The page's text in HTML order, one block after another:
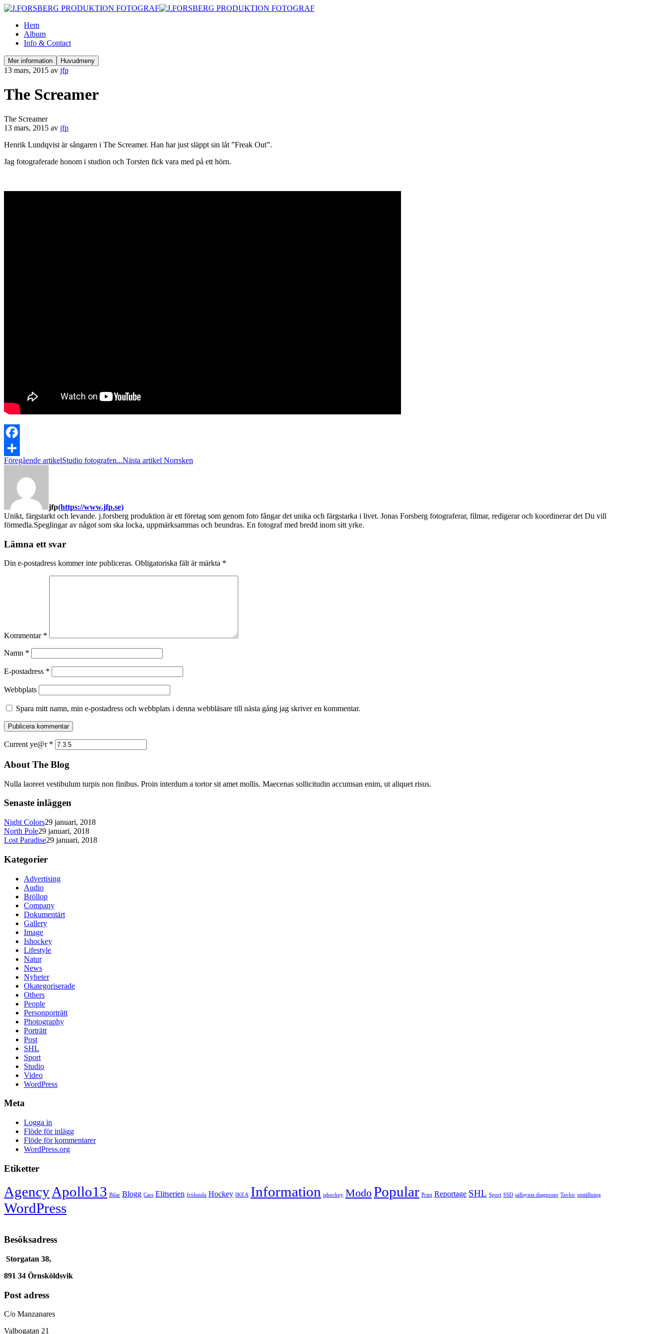
Hem
Album
Info & Contact
Mer information Huvudmeny
13 mars, 2015 av jfp
The Screamer
The Screamer
13 mars, 2015 av jfp
Henrik Lundqvist är sångaren i The Screamer. Han har just släppt sin låt ”Freak Out”.
Jag fotograferade honom i studion och Torsten fick vara med på ett hörn.
Facebook
Dela
Föregående artikelStudio fotografen...Nästa artikel Norrsken
jfp(https://www.jfp.se)
Unikt, färgstarkt och levande. j.forsberg produktion är ett företag som genom foto fångar det unika och färgstarka i livet. Jonas Forsberg fotograferar, filmar, redigerar och koordinerar det Du vill
förmedla.Speglingar av något som ska locka, uppmärksammas och beundras. En fotograf med bredd inom sitt yrke.
Lämna ett svar
Din e-postadress kommer inte publiceras. Obligatoriska fält är märkta *
Kommentar *
Namn *
E-postadress *
Webbplats
Spara mitt namn, min e-postadress och webbplats i denna webbläsare till nästa gång jag skriver en kommentar.
Current ye@r *
About The Blog
Nulla laoreet vestibulum turpis non finibus. Proin interdum a tortor sit amet mollis. Maecenas sollicitudin accumsan enim, ut aliquet risus.
Senaste inläggen
Night Colors29 januari, 2018
North Pole29 januari, 2018
Lost Paradise29 januari, 2018
Kategorier
Advertising
Audio
Bröllop
Company
Dokumentärt
Gallery
Image
Ishockey
Lifestyle
Natur
News
Nyheter
Okategoriserade
Others
People
Personporträtt
Photography
Porträtt
Post
SHL
Sport
Studio
Video
WordPress
Meta
Logga in
Flöde för inlägg
Flöde för kommentarer
WordPress.org
Etiketter
AgencyApollo13 Bilar Blogg Cars Elitserien frölunda Hockey IKEA Information ishockey ModoPopular Print Reportage SHL Sport SSD sällsynta diagnoser Tavlor utställning
WordPress
Besöksadress
Storgatan 38,
891 34 Örnsköldsvik
Post adress
C/o Manzanares
Valbogatan 21